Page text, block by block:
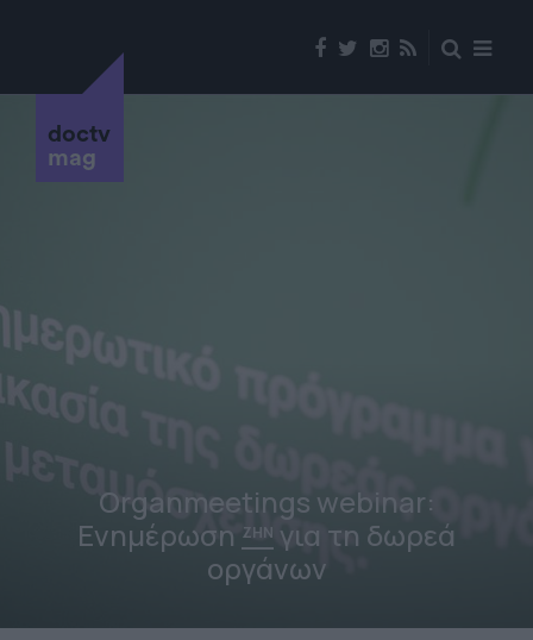
doctv
mag
Organmeetings webinar:
Ενημέρωση ΖΗΝ για τη δωρεά
οργάνων